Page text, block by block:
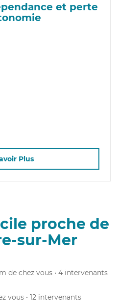
et perte
Plus
proche de
sur-Mer
de chez vous • 4 intervenants
vous • 12 intervenants